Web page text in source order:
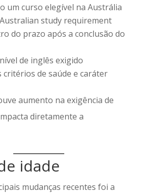
um curso elegível na Austrália
study requirement
do prazo após a conclusão do
de inglês exigido
critérios de saúde e caráter
aumento na exigência de
diretamente a
idade
mudanças recentes foi a